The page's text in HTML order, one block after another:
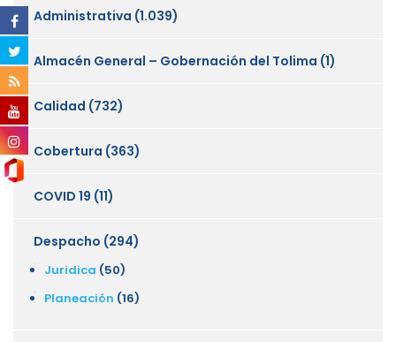
Administrativa (1.039)
Almacén General – Gobernación del Tolima (1)
Calidad (732)
Cobertura (363)
COVID 19 (11)
Despacho (294)
Juridica (50)
Planeación (16)